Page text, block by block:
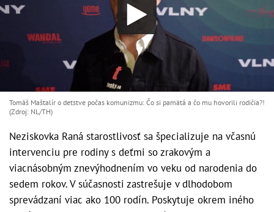
Tomáš Maštalír o detstve počas komunizmu: Čo si pamätá a čo mu hovorili rodičia?!
(Zdroj: NL/TH)
Neziskovka Raná starostlivosť sa špecializuje na včasnú
intervenciu pre rodiny s deťmi so zrakovým a
viacnásobným znevýhodnením vo veku od narodenia do
sedem rokov. V súčasnosti zastrešuje v dlhodobom
sprevádzaní viac ako 100 rodín. Poskytuje okrem iného